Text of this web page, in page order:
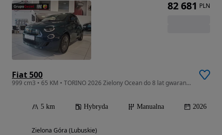
Fiat 500
999 cm3 • 65 KM • TORINO 2026 Zielony Ocean do 8 lat gwarancji
5 km Hybryda Manualna 2026
Zielona Góra (Lubuskie)
82 681 PLN